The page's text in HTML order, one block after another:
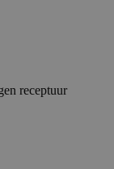
receptuur